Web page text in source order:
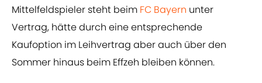
Mittelfeldspieler steht beim FC Bayern unter
Vertrag, hätte durch eine entsprechende
Kaufoption im Leihvertrag aber auch über den
Sommer hinaus beim Effzeh bleiben können.